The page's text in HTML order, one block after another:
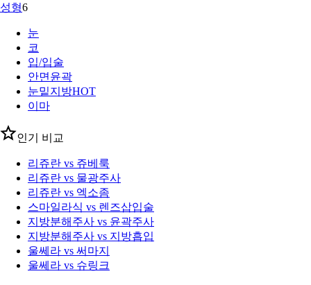
성형6
눈
코
입/입술
안면윤곽
눈밑지방HOT
이마
인기 비교
리쥬란 vs 쥬베룩
리쥬란 vs 물광주사
리쥬란 vs 엑소좀
스마일라식 vs 렌즈삽입술
지방분해주사 vs 윤곽주사
지방분해주사 vs 지방흡입
울쎄라 vs 써마지
울쎄라 vs 슈링크